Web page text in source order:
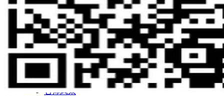
校园风景
机构设置
院系设置
管理机构
师资队伍
师资队伍概况
学者名师
名师风采